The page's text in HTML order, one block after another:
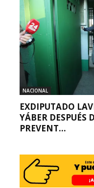
NACIONAL
EXDIPUTADO
YÁBER DESPUÉS
PREVENT...